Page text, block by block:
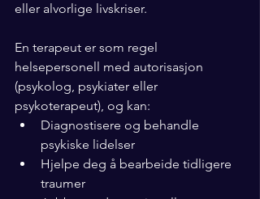
eller alvorlige livskriser.
En terapeut er som regel
helsepersonell med autorisasjon
(psykolog, psykiater eller
psykoterapeut), og kan:
Diagnostisere og behandle
psykiske lidelser
Hjelpe deg å bearbeide tidligere
traumer